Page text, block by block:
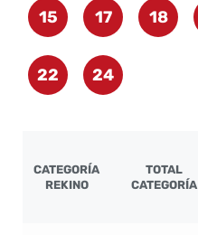
15 17 18
22 24
CATEGORÍA
REKINO
TOTAL
CATEGORÍA